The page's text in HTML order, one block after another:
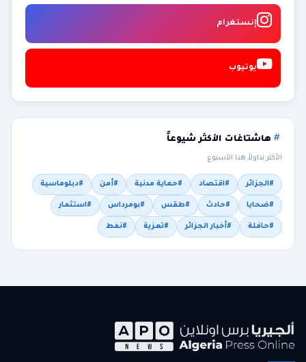
إنستغرام
يوتيوب
هاشتاغات الأكثر شيوعاً
الأكثر تداولاً هذا الأسبوع
#الجزائر #اقتصاد #حماية مدنية #أمن #دبلوماسية
#ضحايا #حادث #طقس #بومرداس #استثمار
#حافلة #أخبار الجزائر #تعزية #نفط